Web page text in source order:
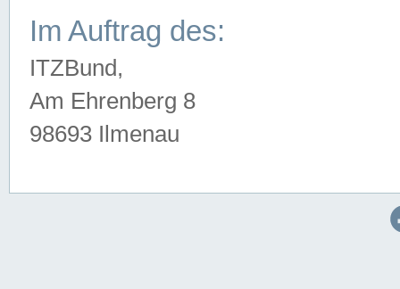
Im Auftrag des:
ITZBund,
Am Ehrenberg 8
98693 Ilmenau